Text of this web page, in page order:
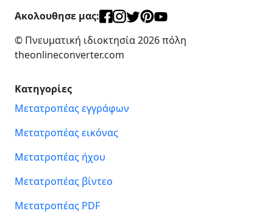
Ακολουθησε μας:
© Πνευματική ιδιοκτησία 2026 πόλη
theonlineconverter.com
Κατηγορίες
Μετατροπέας εγγράφων
Μετατροπέας εικόνας
Μετατροπέας ήχου
Μετατροπέας βίντεο
Μετατροπέας PDF